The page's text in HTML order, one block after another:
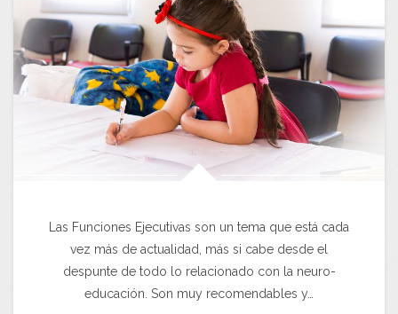
Las Funciones Ejecutivas son un tema que está cada
vez más de actualidad, más si cabe desde el
despunte de todo lo relacionado con la neuro-
educación. Son muy recomendables y…